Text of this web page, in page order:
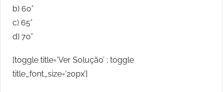
b) 60°
c) 65°
d) 70°
[toggle title=’Ver Solução’ ; toggle
title_font_size=’20px’]